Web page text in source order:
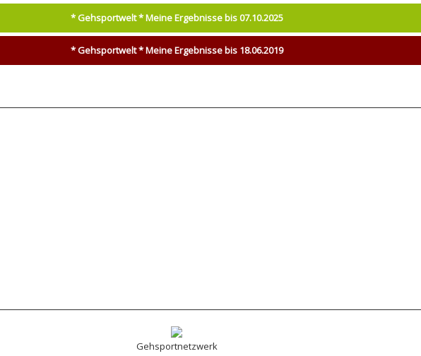
* Gehsportwelt * Meine Ergebnisse bis 07.10.2025
* Gehsportwelt * Meine Ergebnisse bis 18.06.2019
Gehsportnetzwerk